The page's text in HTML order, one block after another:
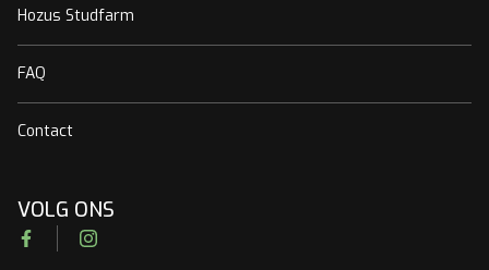
Hozus Studfarm
FAQ
Contact
VOLG ONS
FacebookInstagram